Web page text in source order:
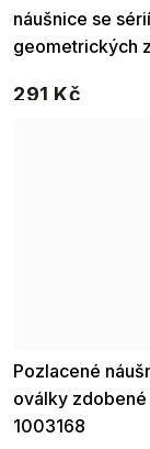
náušnice se sérií
geometrických
291 Kč
Pozlacené
oválky
1003168